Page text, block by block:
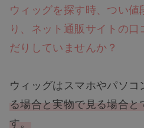
ウィッグを探す時、つい値
り、ネット通販サイトの
だりしていませんか？
ウィッグはスマホやパソコ
る場合と実物で見る場合と
す。